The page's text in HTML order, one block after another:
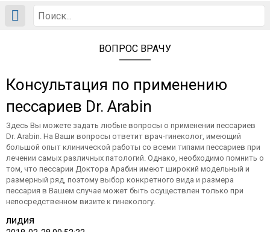
Вопрос врачу
Контакты
В корзине пусто
ВОПРОС ВРАЧУ
Консультация по применению
пессариев Dr. Arabin
Здесь Вы можете задать любые вопросы о применении пессариев
Dr. Arabin. На Ваши вопросы ответит врач-гинеколог, имеющий
большой опыт клинической работы со всеми типами пессариев при
лечении самых различных патологий. Однако, необходимо помнить о
том, что пессарии Доктора Арабин имеют широкий модельный и
размерный ряд, поэтому выбор конкретного вида и размера
пессария в Вашем случае может быть осуществлен только при
непосредственном визите к гинекологу.
лидия